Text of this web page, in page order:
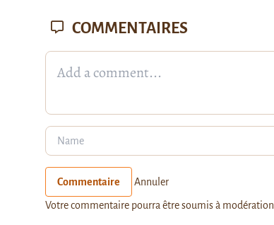
COMMENTAIRES
Commentaire Annuler
Votre commentaire pourra être soumis à modération.